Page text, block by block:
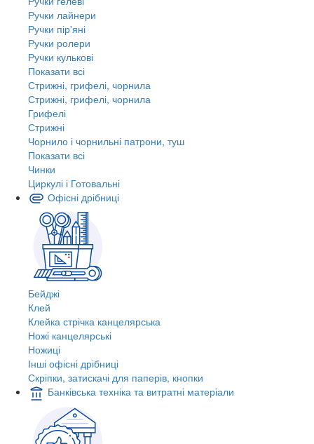
Ручки лайнери
Ручки пір'яні
Ручки ролери
Ручки кулькові
Показати всі
Стрижні, грифелі, чорнила
Стрижні, грифелі, чорнила
Грифелі
Стрижні
Чорнило і чорнильні патрони, туш
Показати всі
Чинки
Циркулі і Готовальні
Офісні дрібниці
Бейджі
Клей
Клейка стрічка канцелярська
Ножі канцелярські
Ножиці
Інші офісні дрібниці
Скріпки, затискачі для паперів, кнопки
Банківська техніка та витратні матеріали